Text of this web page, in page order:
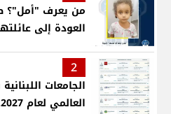
من يعرف "أمل"؟
العودة إلى
2
العالمي لعام 2027... حضور عالمي وعربي